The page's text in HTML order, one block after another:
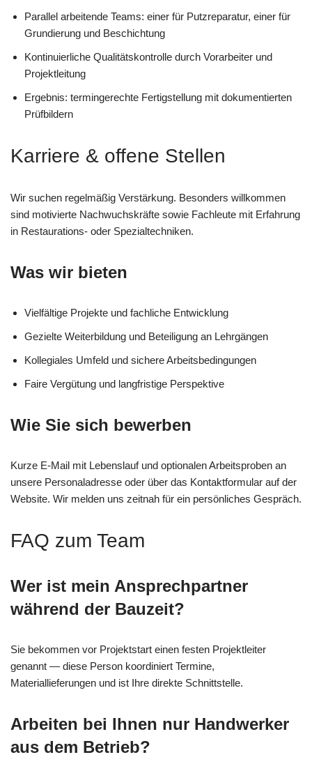
Parallel arbeitende Teams: einer für Putzreparatur, einer für
Grundierung und Beschichtung
Kontinuierliche Qualitätskontrolle durch Vorarbeiter und
Projektleitung
Ergebnis: termingerechte Fertigstellung mit dokumentierten
Prüfbildern
Karriere & offene Stellen
Wir suchen regelmäßig Verstärkung. Besonders willkommen
sind motivierte Nachwuchskräfte sowie Fachleute mit Erfahrung
in Restaurations- oder Spezialtechniken.
Was wir bieten
Vielfältige Projekte und fachliche Entwicklung
Gezielte Weiterbildung und Beteiligung an Lehrgängen
Kollegiales Umfeld und sichere Arbeitsbedingungen
Faire Vergütung und langfristige Perspektive
Wie Sie sich bewerben
Kurze E‑Mail mit Lebenslauf und optionalen Arbeitsproben an
unsere Personaladresse oder über das Kontaktformular auf der
Website. Wir melden uns zeitnah für ein persönliches Gespräch.
FAQ zum Team
Wer ist mein Ansprechpartner
während der Bauzeit?
Sie bekommen vor Projektstart einen festen Projektleiter
genannt — diese Person koordiniert Termine,
Materiallieferungen und ist Ihre direkte Schnittstelle.
Arbeiten bei Ihnen nur Handwerker
aus dem Betrieb?